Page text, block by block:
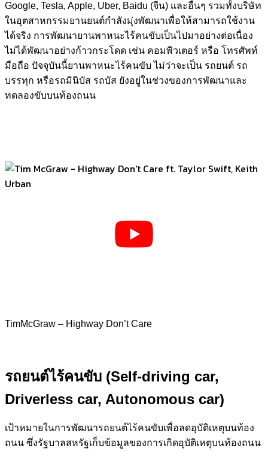
Google, Tesla, Apple, Uber, Baidu (จีน) และอื่นๆ รวมทั้งบริษัท
ในอุตสาหกรรมยานยนต์กำลังมุ่งพัฒนาเพื่อให้สามารถใช้งาน
ได้จริง การพัฒนายานพาหนะไร้คนขับเป็นไปมาอย่างต่อเนื่อง
ไม่ได้พัฒนาอย่างก้าวกระโดด เช่น คอมพิวเตอร์ หรือ โทรศัพท์
มือถือ ปัจจุบันนี้ยานพาหนะไร้คนขับ ไม่ว่าจะเป็น รถยนต์ รถ
บรรทุก หรือรถมินิบัส รถบัส ยังอยู่ในช่วงของการพัฒนาและ
ทดลองขับบนท้องถนน
TimMcGraw – Highway Don’t Care
รถยนต์ไร้คนขับ (Self-driving car,
Driverless car, Autonomous car)
เป้าหมายในการพัฒนารถยนต์ไร้คนขับเพื่อลดอุบัติเหตุบนท้อง
ถนน ซึ่งรัฐบาลสหรัฐเก็บข้อมูลของการเกิดอุบัติเหตุบนท้องถนน